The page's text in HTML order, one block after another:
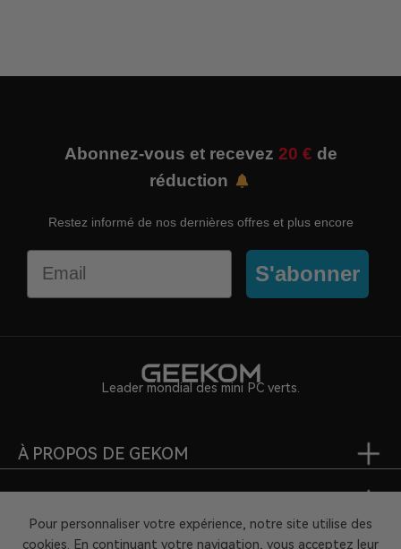
Abonnez-vous et recevez 20 € de
réduction
Restez informé de nos dernières offres et plus encore
S'abonner
Leader mondial des mini PC verts.
À PROPOS DE GEKOM
Pour personnaliser votre expérience, notre site utilise des
cookies. En continuant votre navigation, vous acceptez leur